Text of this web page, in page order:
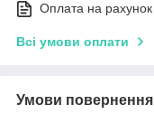
Оплата на рахунок
Всі умови оплати
Умови повернення